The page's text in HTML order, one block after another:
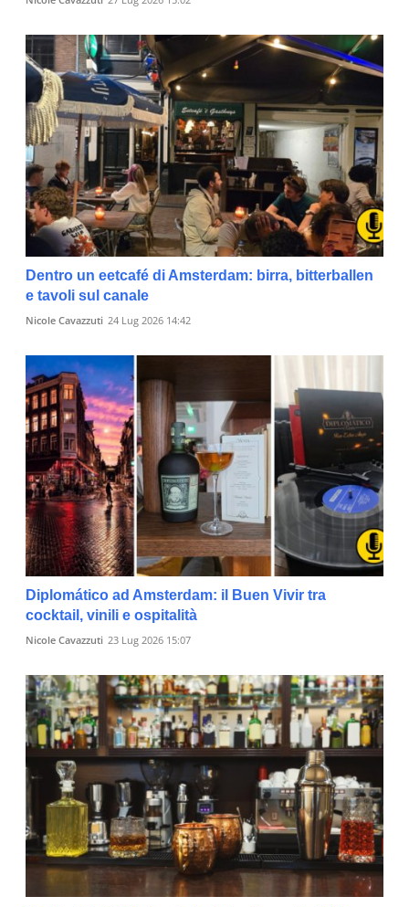
Dentro un eetcafé di Amsterdam: birra, bitterballen
e tavoli sul canale
Nicole Cavazzuti 24 Lug 2026 14:42
Diplomático ad Amsterdam: il Buen Vivir tra
cocktail, vinili e ospitalità
Nicole Cavazzuti 23 Lug 2026 15:07